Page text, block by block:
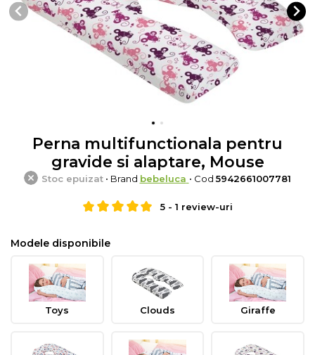
Perna multifunctionala pentru
gravide si alaptare, Mouse
Stoc epuizat• Brand bebeluca • Cod5942661007781
5- 1 review-uri
Modele disponibile
Toys Clouds Giraffe